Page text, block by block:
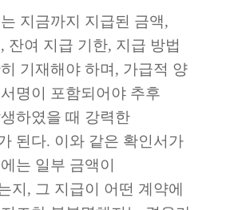
지금까지 지급된 금액,
잔여 지급 기한, 지급 방법
기재해야 하며, 가급적 양
명이 포함되어야 추후
하였을 때 강력한
된다. 이와 같은 확인서가
는 일부 금액이
지, 그 지급이 어떤 계약에